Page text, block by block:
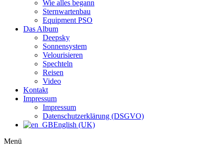
Wie alles begann
Sternwartenbau
Equipment PSO
Das Album
Deepsky
Sonnensystem
Velourisieren
Spechteln
Reisen
Video
Kontakt
Impressum
Impressum
Datenschutzerklärung (DSGVO)
English (UK)
Menü